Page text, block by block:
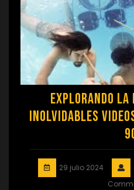
Explorando la
Inolvidables
29 julio 2024